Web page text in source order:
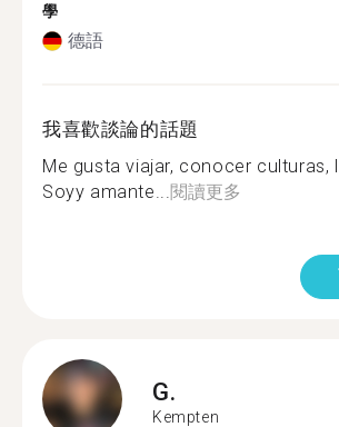
學
德語
我喜歡談論的話題
Me gusta viajar, conocer culturas,
Soyy amante...閱讀更多
G.
Kempten